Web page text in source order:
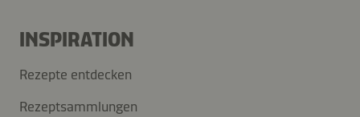
INSPIRATION
Rezepte entdecken
Rezeptsammlungen